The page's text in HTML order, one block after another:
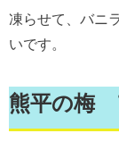
凍らせて、バニ
いです。
熊平の梅